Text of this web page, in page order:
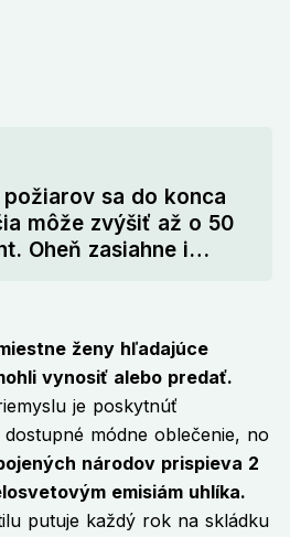
požiarov sa do konca
môže zvýšiť až o 50
Oheň zasiahne i
ženy hľadajúce
vynosiť alebo predať.
je poskytnúť
módne oblečenie, no
národov prispieva 2
emisiám uhlíka.
putuje každý rok na skládku